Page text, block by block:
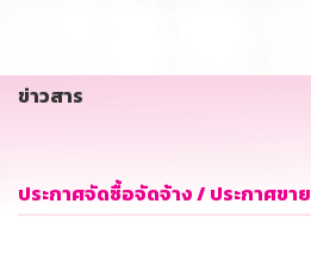
ข่าวสาร
ประกาศจัดซื้อจัดจ้าง / ประกาศขาย